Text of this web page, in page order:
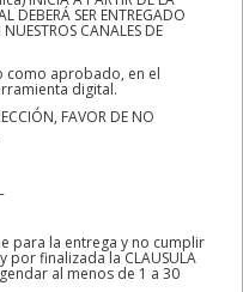
DEBERÁ SER ENTREGADO
CANALES DE
como aprobado, en el
digital.
FAVOR DE NO
para la entrega y no cumplir
finalizada la CLAUSULA
al menos de 1 a 30